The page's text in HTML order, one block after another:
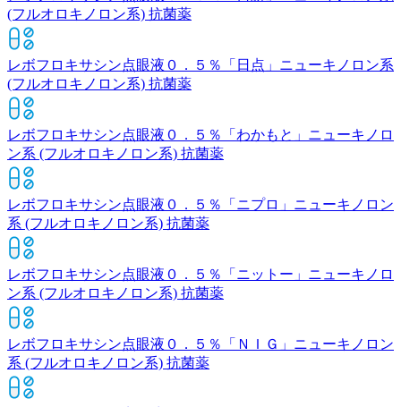
(フルオロキノロン系) 抗菌薬
レボフロキサシン点眼液０．５％「日点」 ニューキノロン系
(フルオロキノロン系) 抗菌薬
レボフロキサシン点眼液０．５％「わかもと」 ニューキノロ
ン系 (フルオロキノロン系) 抗菌薬
レボフロキサシン点眼液０．５％「ニプロ」 ニューキノロン
系 (フルオロキノロン系) 抗菌薬
レボフロキサシン点眼液０．５％「ニットー」 ニューキノロ
ン系 (フルオロキノロン系) 抗菌薬
レボフロキサシン点眼液０．５％「ＮＩＧ」 ニューキノロン
系 (フルオロキノロン系) 抗菌薬